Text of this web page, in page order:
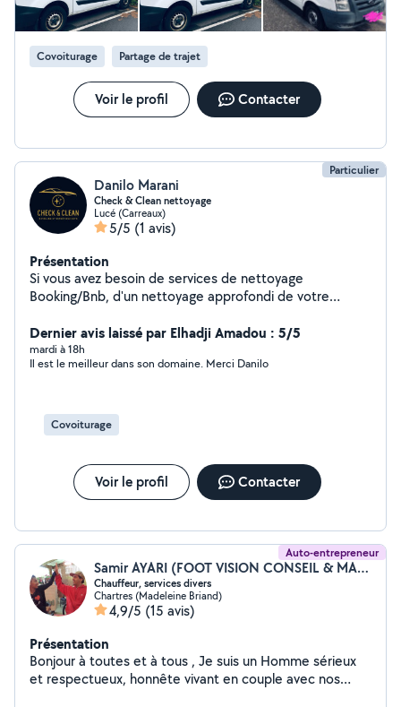
Covoiturage Partage de trajet
Voir le profil Contacter
Particulier
Danilo Marani
Check & Clean nettoyage
Lucé (Carreaux)
5/5 (1 avis)
Présentation
Si vous avez besoin de services de nettoyage
Booking/Bnb, d'un nettoyage approfondi de votre
Dernier avis laissé par Elhadji Amadou : 5/5
mardi à 18h
Il est le meilleur dans son domaine. Merci Danilo
Covoiturage
Voir le profil Contacter
Auto-entrepreneur
Samir AYARI (FOOT VISION CONSEIL & MANAGEMENT)
Chauffeur, services divers
Chartres (Madeleine Briand)
4,9/5 (15 avis)
Présentation
Bonjour à toutes et à tous , Je suis un Homme sérieux
et respectueux, honnête vivant en couple avec nos